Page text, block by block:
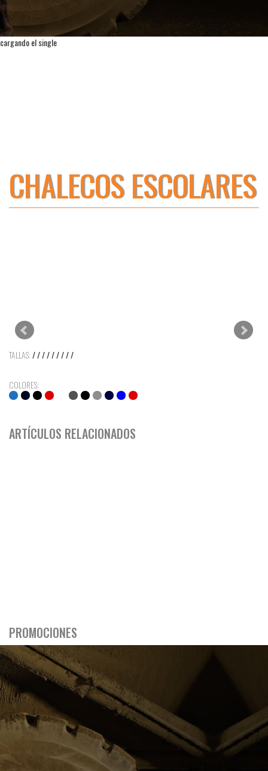
cargando el single
CHALECOS ESCOLARES
TALLAS:/ / / / / / / / /
COLORES:
ARTÍCULOS RELACIONADOS
PROMOCIONES